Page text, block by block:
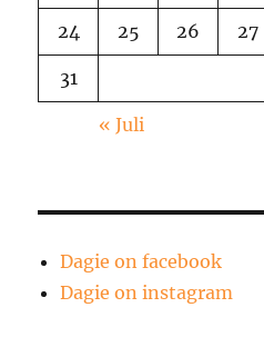
24 25 26 27
31
« Juli
Dagie on facebook
Dagie on instagram